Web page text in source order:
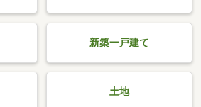
新築一戸建て
土地